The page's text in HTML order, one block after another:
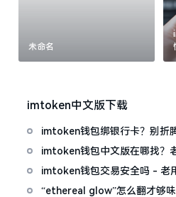
未命名
imtoken中文版下载
imtoken钱包绑银行卡？别折
imtoken钱包中文版在哪找？
imtoken钱包交易安全吗 - 老
“ethereal glow”怎么翻才够味